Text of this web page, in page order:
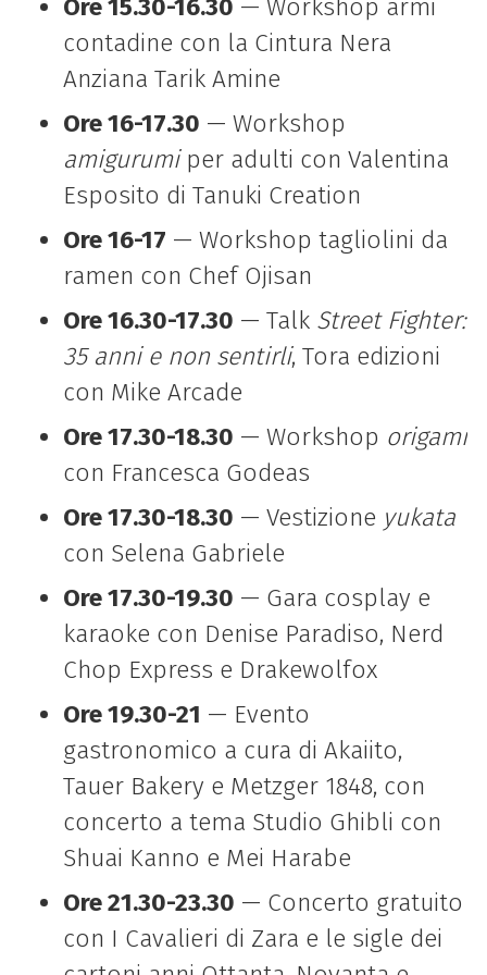
Ore 15.30-16.30 — Workshop armi
contadine con la Cintura Nera
Anziana Tarik Amine
Ore 16-17.30 — Workshop
amigurumiper adulti con Valentina
Esposito di Tanuki Creation
Ore 16-17 — Workshop tagliolini da
ramen con Chef Ojisan
Ore 16.30-17.30 — Talk Street Fighter:
35 anni e non sentirli, Tora edizioni
con Mike Arcade
Ore 17.30-18.30 — Workshop origami
con Francesca Godeas
Ore 17.30-18.30 — Vestizione yukata
con Selena Gabriele
Ore 17.30-19.30 — Gara cosplay e
karaoke con Denise Paradiso, Nerd
Chop Express e Drakewolfox
Ore 19.30-21 — Evento
gastronomico a cura di Akaiito,
Tauer Bakery e Metzger 1848, con
concerto a tema Studio Ghibli con
Shuai Kanno e Mei Harabe
Ore 21.30-23.30 — Concerto gratuito
con I Cavalieri di Zara e le sigle dei